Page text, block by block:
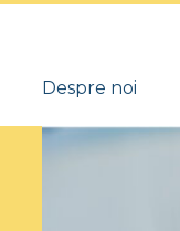
Despre noi